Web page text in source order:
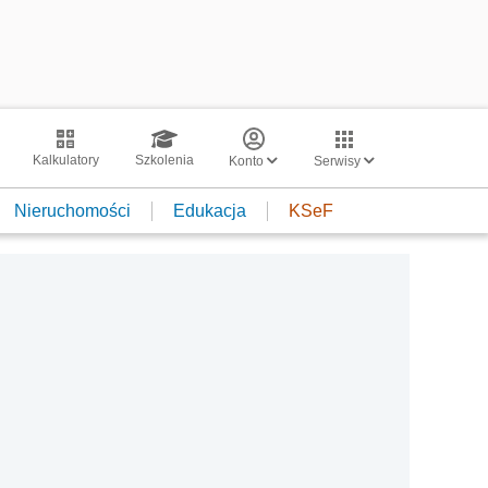
Kalkulatory Szkolenia Konto Serwisy
Nieruchomości Edukacja KSeF